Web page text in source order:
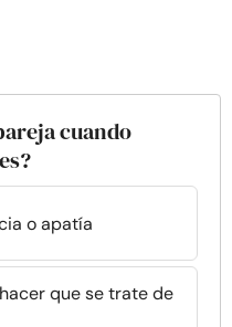
cuando
o apatía
que se trate de